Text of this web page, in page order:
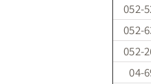
052-
052-
052-
04-